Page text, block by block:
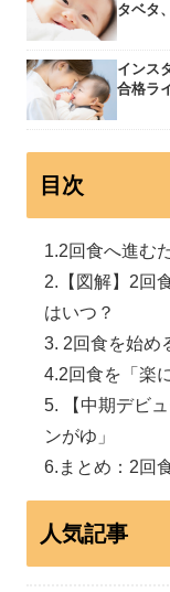
タベタ
インス
合格ラ
目次
2回食へ進む
【図解】2回
はいつ？
2回食を始め
2回食を「楽
【中期デビ
ンがゆ」
まとめ：2回
人気記事